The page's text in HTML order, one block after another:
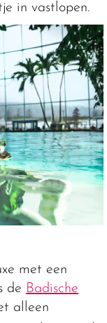
in vastlopen.
met een
de Badische
alleen